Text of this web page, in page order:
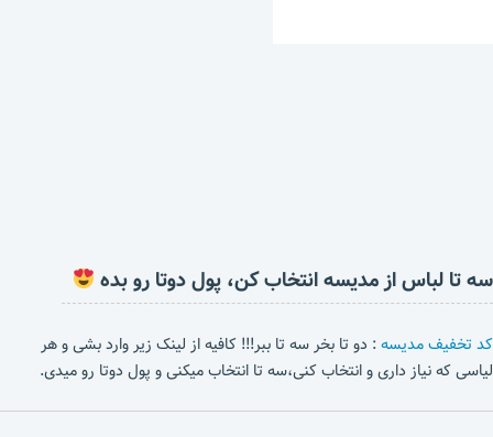
سه تا لباس از مدیسه انتخاب کن، پول دوتا رو بده
کد تخفیف مدیسه: دو تا بخر سه تا ببر!!! کافیه از لینک زیر وارد بشی و هر
لیاسی که نیاز داری و انتخاب کنی،سه تا انتخاب میکنی و پول دوتا رو میدی.